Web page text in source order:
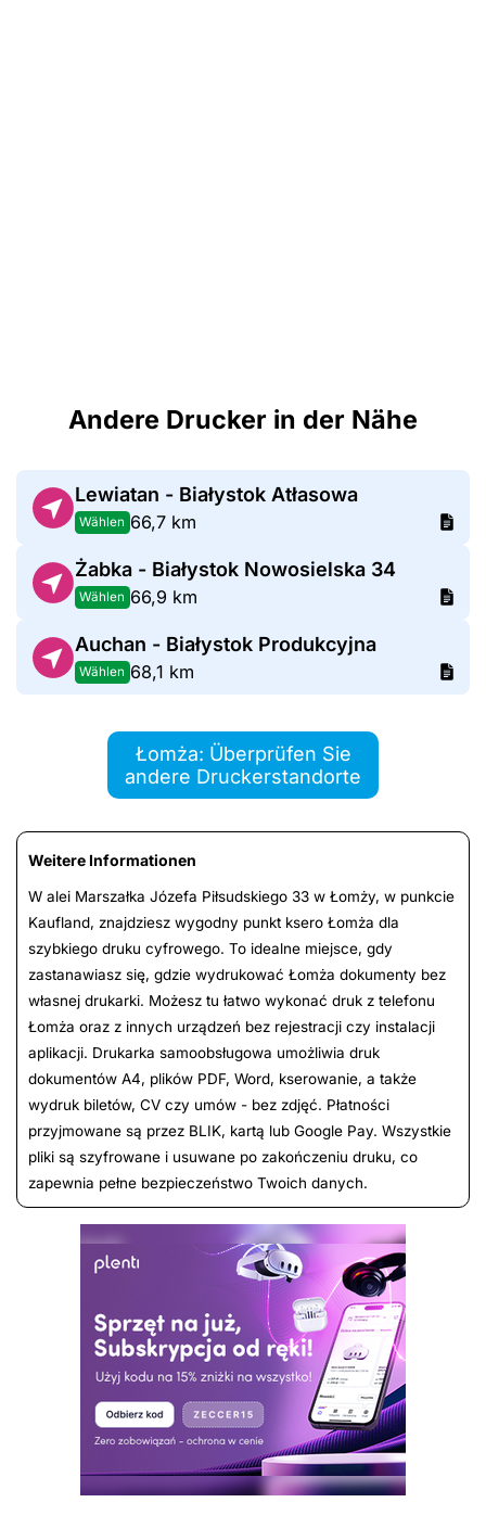
Andere Drucker in der Nähe
Lewiatan - Białystok Atłasowa
Wählen 66,7 km
Żabka - Białystok Nowosielska 34
Wählen 66,9 km
Auchan - Białystok Produkcyjna
Wählen 68,1 km
Łomża: Überprüfen Sie
andere Druckerstandorte
Weitere Informationen
W alei Marszałka Józefa Piłsudskiego 33 w Łomży, w punkcie
Kaufland, znajdziesz wygodny punkt ksero Łomża dla
szybkiego druku cyfrowego. To idealne miejsce, gdy
zastanawiasz się, gdzie wydrukować Łomża dokumenty bez
własnej drukarki. Możesz tu łatwo wykonać druk z telefonu
Łomża oraz z innych urządzeń bez rejestracji czy instalacji
aplikacji. Drukarka samoobsługowa umożliwia druk
dokumentów A4, plików PDF, Word, kserowanie, a także
wydruk biletów, CV czy umów - bez zdjęć. Płatności
przyjmowane są przez BLIK, kartą lub Google Pay. Wszystkie
pliki są szyfrowane i usuwane po zakończeniu druku, co
zapewnia pełne bezpieczeństwo Twoich danych.